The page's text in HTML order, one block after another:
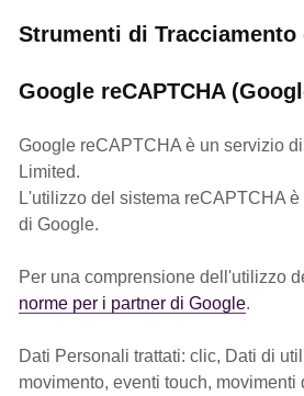
Strumenti di
Google reCAPTCHA
Google reCAPTCHA è un servizio
Limited.
L'utilizzo del sistema reCAPTCHA
di Google.
Per una comprensione dell'utilizzo
norme per i partner di Google.
Dati Personali trattati: clic, Dati di
movimento, eventi touch,